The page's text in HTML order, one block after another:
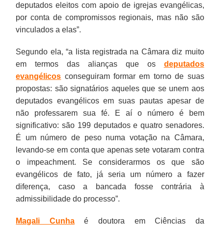
deputados eleitos com apoio de igrejas evangélicas,
por conta de compromissos regionais, mas não são
vinculados a elas”.
Segundo ela, “a lista registrada na Câmara diz muito
em termos das alianças que os deputados
evangélicos conseguiram formar em torno de suas
propostas: são signatários aqueles que se unem aos
deputados evangélicos em suas pautas apesar de
não professarem sua fé. E aí o número é bem
significativo: são 199 deputados e quatro senadores.
É um número de peso numa votação na Câmara,
levando-se em conta que apenas sete votaram contra
o impeachment. Se considerarmos os que são
evangélicos de fato, já seria um número a fazer
diferença, caso a bancada fosse contrária à
admissibilidade do processo”.
Magali Cunhaé doutora em Ciências da